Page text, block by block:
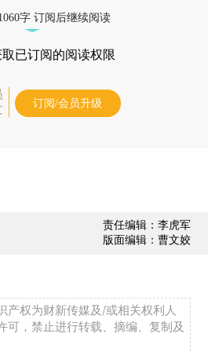
字 订阅后继续阅读
取已订阅的阅读权限
订阅/会员升级
责任编辑：李虎军
版面编辑：曹文姣
产权为财新传媒及/或相关权利人
可，禁止进行转载、摘编、复制及